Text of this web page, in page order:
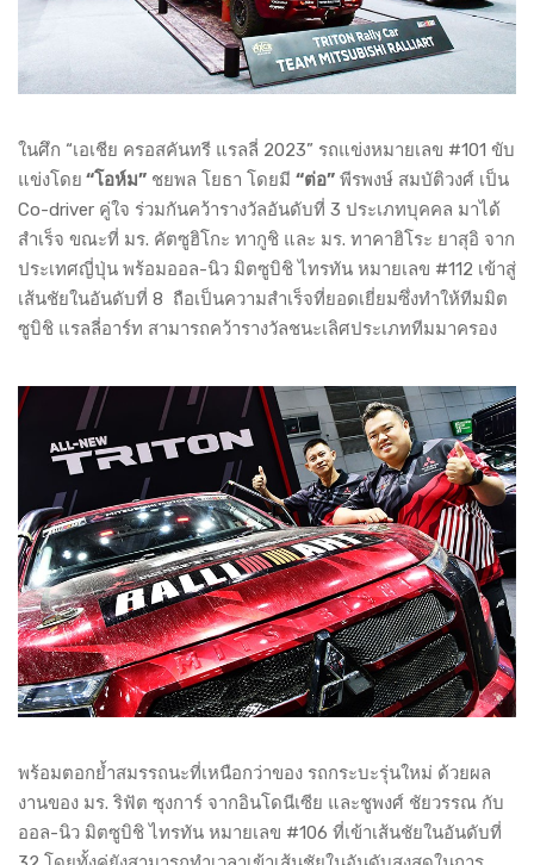
ในศึก “เอเชีย ครอสคันทรี แรลลี่ 2023” รถแข่งหมายเลข #101 ขับ
แข่งโดย “โอห์ม” ชยพล โยธา โดยมี “ต่อ” พีรพงษ์ สมบัติวงศ์ เป็น
Co-driver คู่ใจ ร่วมกันคว้ารางวัลอันดับที่ 3 ประเภทบุคคล มาได้
สำเร็จ ขณะที่ มร. คัตซูฮิโกะ ทากูชิ และ มร. ทาคาฮิโระ ยาสุอิ จาก
ประเทศญี่ปุ่น พร้อมออล-นิว มิตซูบิชิ ไทรทัน หมายเลข #112 เข้าสู่
เส้นชัยในอันดับที่ 8 ถือเป็นความสำเร็จที่ยอดเยี่ยมซึ่งทำให้ทีมมิต
ซูบิชิ แรลลี่อาร์ท สามารถคว้ารางวัลชนะเลิศประเภททีมมาครอง
พร้อมตอกย้ำสมรรถนะที่เหนือกว่าของ รถกระบะรุ่นใหม่ ด้วยผล
งานของ มร. ริฟัต ซุงการ์ จากอินโดนีเซีย และชูพงศ์ ชัยวรรณ กับ
ออล-นิว มิตซูบิชิ ไทรทัน หมายเลข #106 ที่เข้าเส้นชัยในอันดับที่